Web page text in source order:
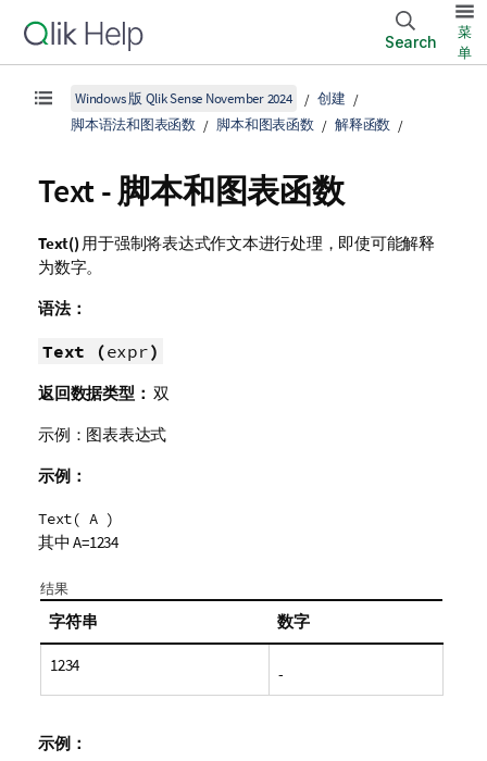
Search
菜
单
Windows 版 Qlik Sense November 2024
创建
脚本语法和图表函数
脚本和图表函数 解释函数
Text - 脚本和图表函数
Text() 用于强制将表达式作文本进行处理，即使可能解释
为数字。
语法：
Text (expr)
返回数据类型： 双
示例：图表表达式
示例：
Text( A )
其中 A=1234
结果
字符串 数字
1234 -
示例：